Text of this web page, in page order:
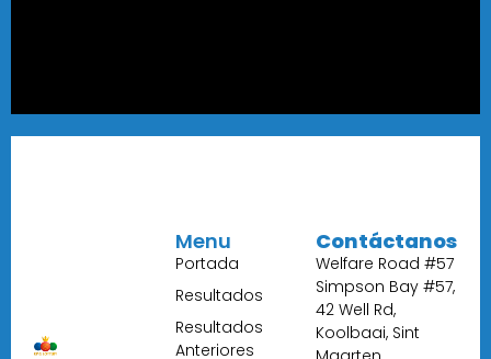
Menu
Portada
Resultados
Resultados
Anteriores
Contáctanos
Welfare Road #57
Simpson Bay #57,
42 Well Rd,
Koolbaai, Sint